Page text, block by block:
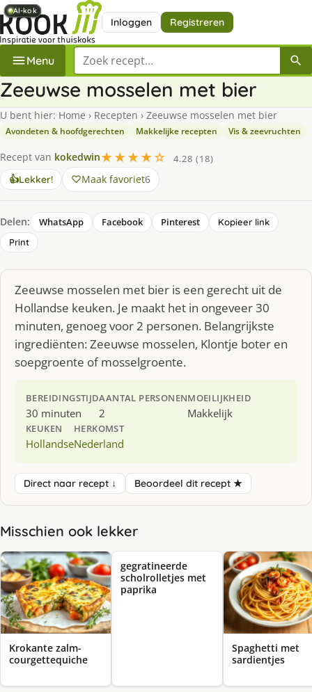
Inloggen Registreren
Menu Zoek een recept
Zeeuwse mosselen met bier
U bent hier: Home › Recepten › Zeeuwse mosselen met bier
Avondeten & hoofdgerechten Makkelijke recepten Vis & zeevruchten
Recept van kokedwin★★★★☆
4.28 (18)
👍Lekker! Maak favoriet6
Delen: WhatsApp Facebook Pinterest
Kopieer link
Print
Zeeuwse mosselen met bier is een gerecht uit de
Hollandse keuken. Je maakt het in ongeveer 30
minuten, genoeg voor 2 personen. Belangrijkste
ingrediënten: Zeeuwse mosselen, Klontje boter en
soepgroente of mosselgroente.
BEREIDINGSTIJD
30 minuten
AANTAL PERSONEN
2
MOEILIJKHEID
Makkelijk
KEUKEN
Hollandse
HERKOMST
Nederland
Direct naar recept ↓ Beoordeel dit recept ★
Misschien ook lekker
AI-kok
Krokante zalm-
courgettequiche
gegratineerde
scholrolletjes met
paprika
AI-kok
Spaghetti met
sardientjes
AI-kok
AI-kok
AI-kok
AI-kok